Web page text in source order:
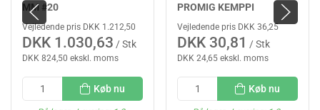
MM #20
Vejledende pris DKK 1.212,50
DKK 1.030,63 / Stk
DKK 824,50 ekskl. moms
Køb nu
PROMIG KEMPPI
Vejledende pris DKK 36,25
DKK 30,81 / Stk
DKK 24,65 ekskl. moms
Køb nu